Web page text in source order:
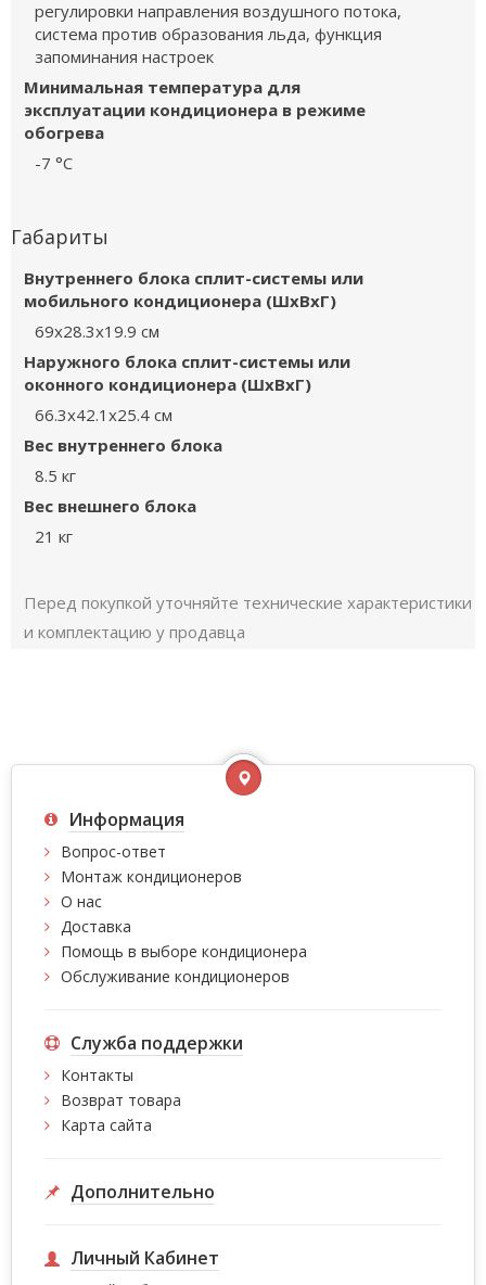
регулировки направления воздушного потока,
система против образования льда, функция
запоминания настроек
Минимальная температура для
эксплуатации кондиционера в режиме
обогрева
-7 °С
Габариты
Внутреннего блока сплит-системы или
мобильного кондиционера (ШxВxГ)
69x28.3x19.9 см
Наружного блока сплит-системы или
оконного кондиционера (ШxВxГ)
66.3x42.1x25.4 см
Вес внутреннего блока
8.5 кг
Вес внешнего блока
21 кг
Перед покупкой уточняйте технические характеристики
и комплектацию у продавца
Информация
Вопрос-ответ
Монтаж кондиционеров
О нас
Доставка
Помощь в выборе кондиционера
Обслуживание кондиционеров
Служба поддержки
Контакты
Возврат товара
Карта сайта
Дополнительно
Личный Кабинет